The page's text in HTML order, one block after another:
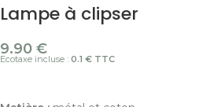
Lampe à clipser
9.90 €
Ecotaxe incluse : 0.1 € TTC